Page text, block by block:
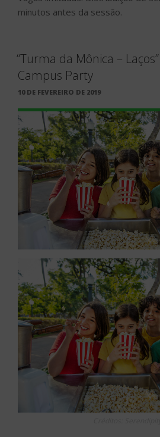
minutos antes da sessão.
“Turma da Mônica –
Campus Party
PUBLICADO
10 DE FEVEREIRO DE 2019